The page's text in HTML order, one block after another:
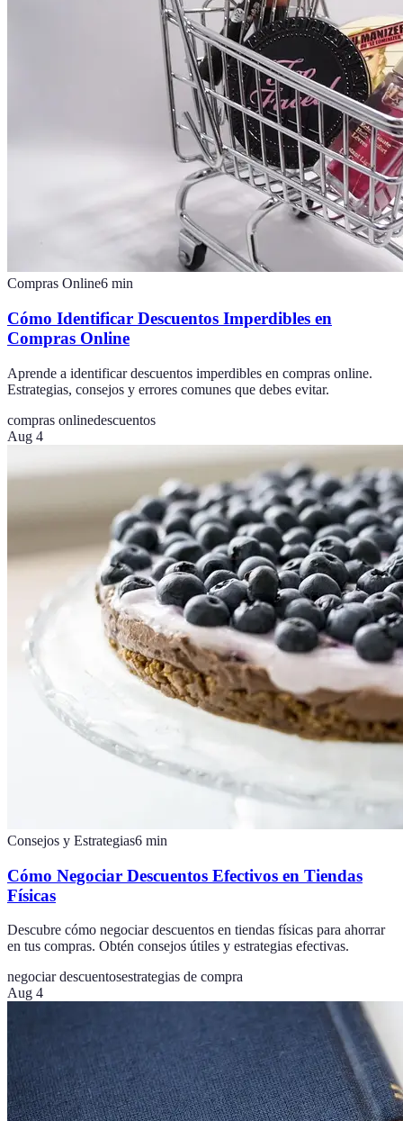
Compras Online6 min
Cómo Identificar Descuentos Imperdibles en
Compras Online
Aprende a identificar descuentos imperdibles en compras online.
Estrategias, consejos y errores comunes que debes evitar.
compras onlinedescuentos
Aug 4
Consejos y Estrategias6 min
Cómo Negociar Descuentos Efectivos en Tiendas
Físicas
Descubre cómo negociar descuentos en tiendas físicas para ahorrar
en tus compras. Obtén consejos útiles y estrategias efectivas.
negociar descuentosestrategias de compra
Aug 4